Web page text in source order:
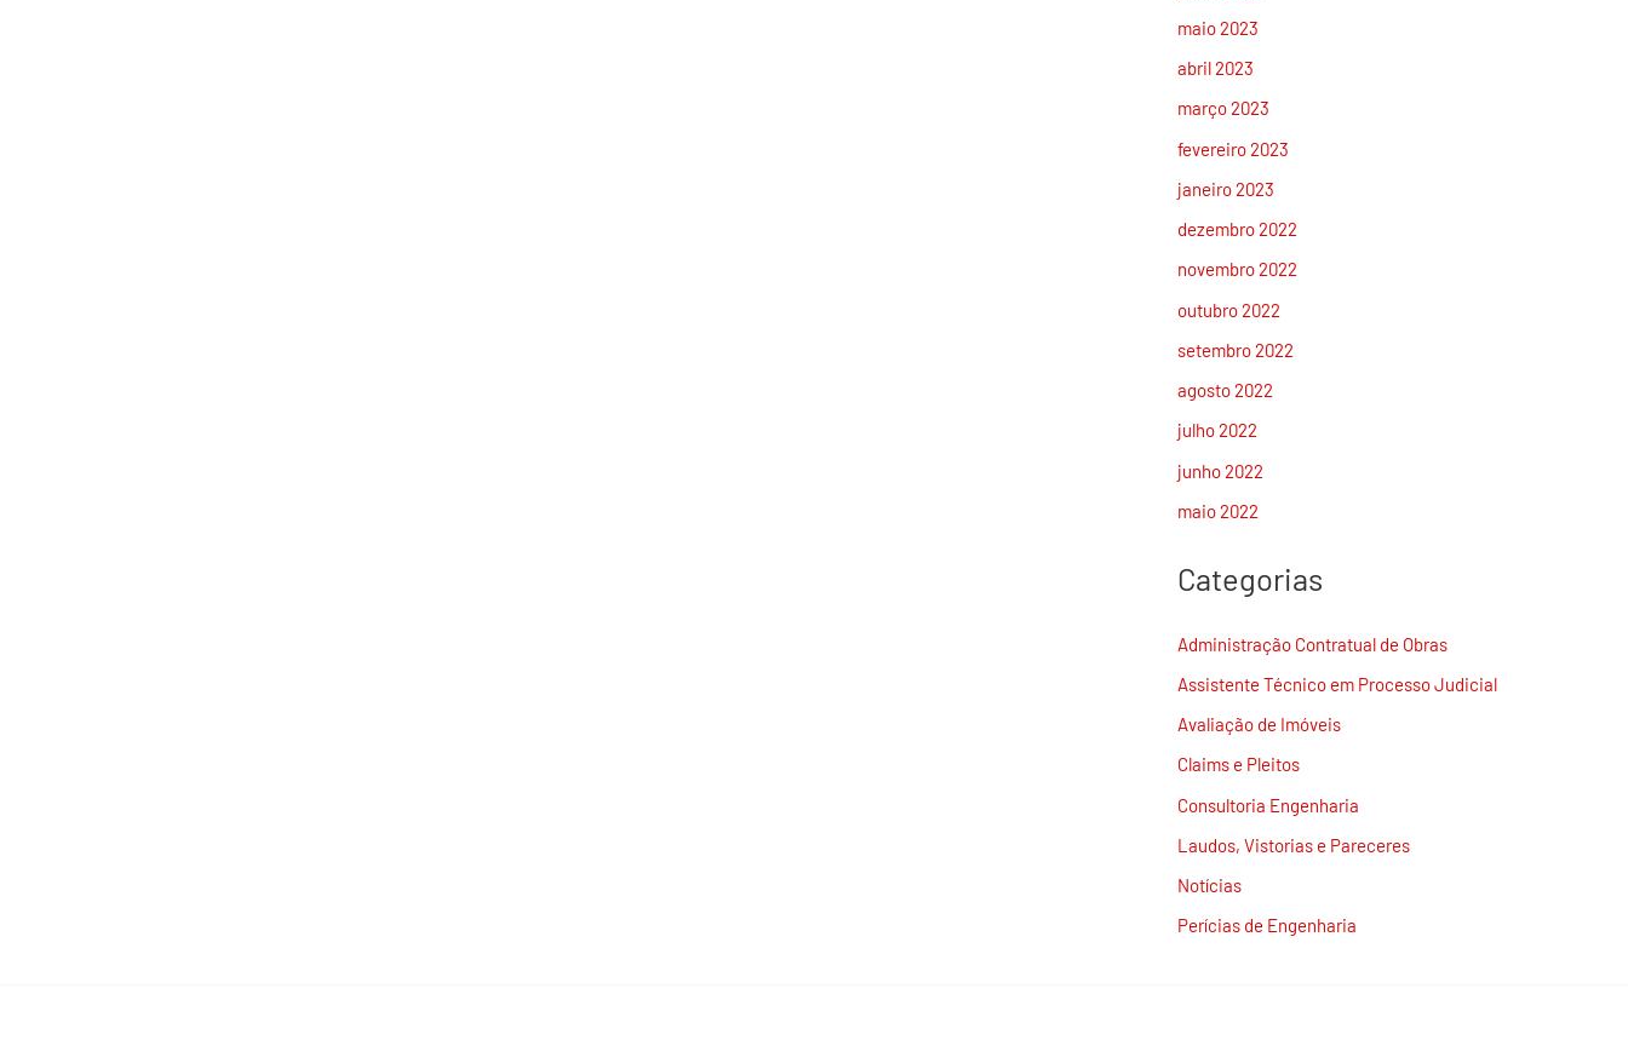
maio 2023
abril 2023
março 2023
fevereiro 2023
janeiro 2023
dezembro 2022
novembro 2022
outubro 2022
setembro 2022
agosto 2022
julho 2022
junho 2022
maio 2022
Categorias
Administração Contratual de Obras
Assistente Técnico em Processo Judicial
Avaliação de Imóveis
Claims e Pleitos
Consultoria Engenharia
Laudos, Vistorias e Pareceres
Notícias
Perícias de Engenharia